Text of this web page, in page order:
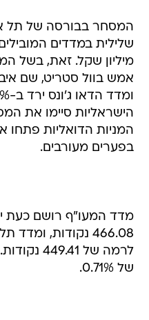
המסחר בבורסה של תל
מיליון שקל. זאת, בשל
הישראליות סיימו את
המניות הדואליות
בפערים מעורבים.
של 0.71%.